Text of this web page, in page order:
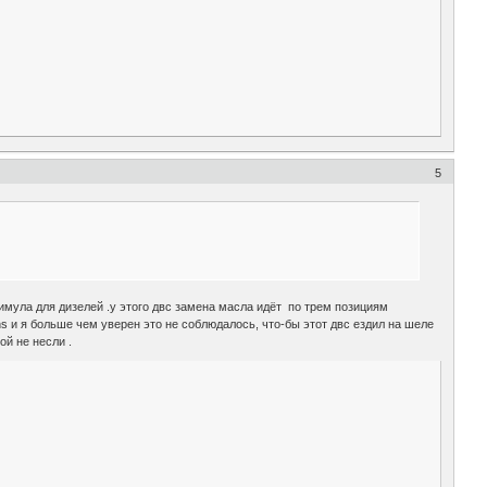
5
для дизелей .у этого двс замена масла идёт по трем позициям
и я больше чем уверен это не соблюдалось, что-бы этот двс ездил на шеле
не несли .